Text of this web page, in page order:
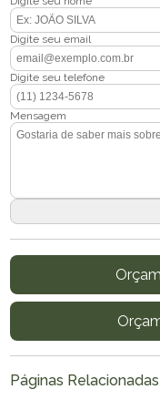
Digite seu email
Digite seu telefone
Mensagem
Páginas